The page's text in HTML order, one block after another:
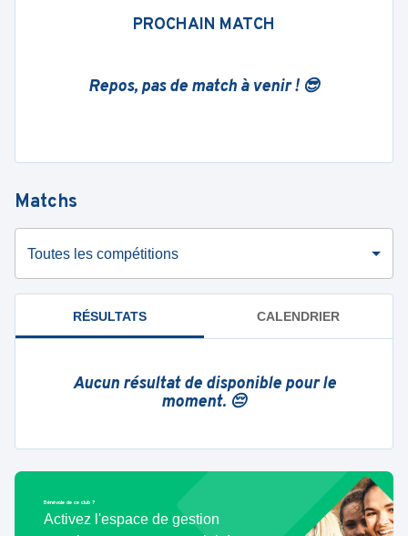
PROCHAIN MATCH
Repos, pas de match à venir ! 😎
Matchs
Toutes les compétitions
RÉSULTATS CALENDRIER
Aucun résultat de disponible pour le
moment. 😔
Bénévole de ce club ?
Activez l'espace de gestion